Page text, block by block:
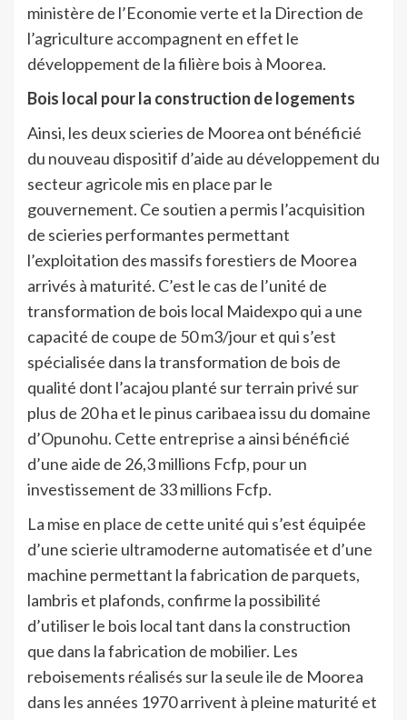
ministère de l’Economie verte et la Direction de
l’agriculture accompagnent en effet le
développement de la filière bois à Moorea.
Bois local pour la construction de logements
Ainsi, les deux scieries de Moorea ont bénéficié
du nouveau dispositif d’aide au développement du
secteur agricole mis en place par le
gouvernement. Ce soutien a permis l’acquisition
de scieries performantes permettant
l’exploitation des massifs forestiers de Moorea
arrivés à maturité. C’est le cas de l’unité de
transformation de bois local Maidexpo qui a une
capacité de coupe de 50 m3/jour et qui s’est
spécialisée dans la transformation de bois de
qualité dont l’acajou planté sur terrain privé sur
plus de 20 ha et le pinus caribaea issu du domaine
d’Opunohu. Cette entreprise a ainsi bénéficié
d’une aide de 26,3 millions Fcfp, pour un
investissement de 33 millions Fcfp.
La mise en place de cette unité qui s’est équipée
d’une scierie ultramoderne automatisée et d’une
machine permettant la fabrication de parquets,
lambris et plafonds, confirme la possibilité
d’utiliser le bois local tant dans la construction
que dans la fabrication de mobilier. Les
reboisements réalisés sur la seule ile de Moorea
dans les années 1970 arrivent à pleine maturité et